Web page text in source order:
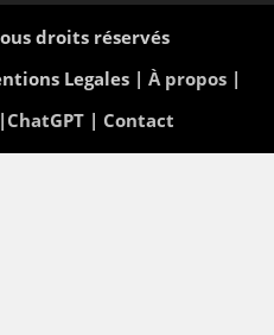
droits réservés
Legales | À propos |
| ChatGPT | Contact